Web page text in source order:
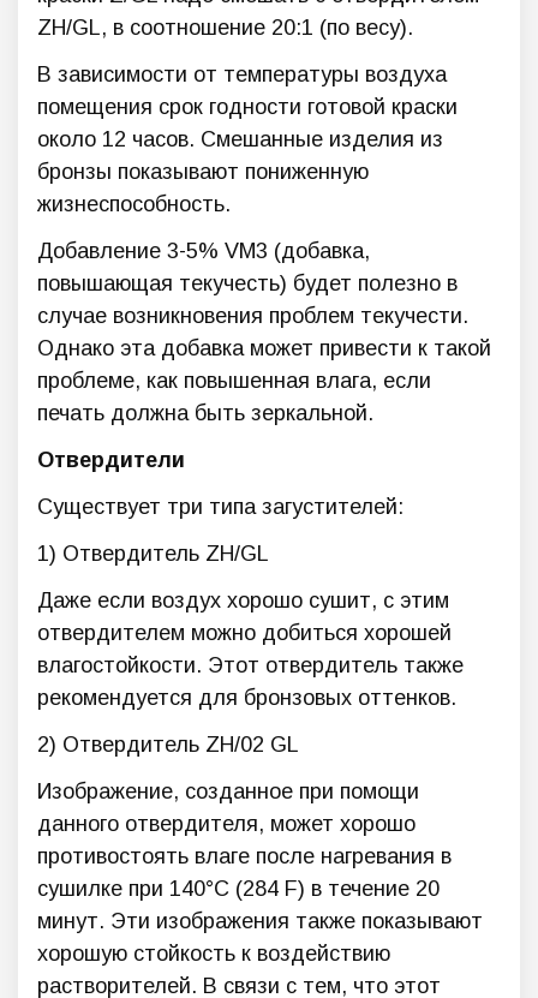
ZH/GL, в соотношение 20:1 (по весу).
В зависимости от температуры воздуха
помещения срок годности готовой краски
около 12 часов. Смешанные изделия из
бронзы показывают пониженную
жизнеспособность.
Добавление 3-5% VM3 (добавка,
повышающая текучесть) будет полезно в
случае возникновения проблем текучести.
Однако эта добавка может привести к такой
проблеме, как повышенная влага, если
печать должна быть зеркальной.
Отвердители
Существует три типа загустителей:
1) Отвердитель ZH/GL
Даже если воздух хорошо сушит, с этим
отвердителем можно добиться хорошей
влагостойкости. Этот отвердитель также
рекомендуется для бронзовых оттенков.
2) Отвердитель ZH/02 GL
Изображение, созданное при помощи
данного отвердителя, может хорошо
противостоять влаге после нагревания в
сушилке при 140°С (284 F) в течение 20
минут. Эти изображения также показывают
хорошую стойкость к воздействию
растворителей. В связи с тем, что этот